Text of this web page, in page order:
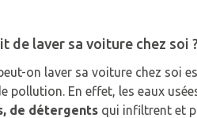
de laver sa voiture chez soi
on laver sa voiture chez soi
pollution. En effet, les eaux
de détergentsqui infiltrent et